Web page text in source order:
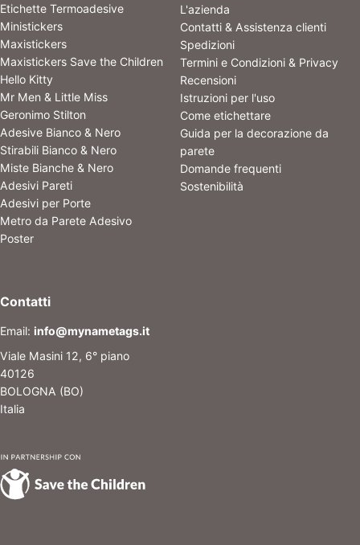
Etichette Termoadesive
Ministickers
Maxistickers
Maxistickers Save the Children
Hello Kitty
Mr Men & Little Miss
Geronimo Stilton
Adesive Bianco & Nero
Stirabili Bianco & Nero
Miste Bianche & Nero
Adesivi Pareti
Adesivi per Porte
Metro da Parete Adesivo
Poster
L'azienda
Contatti & Assistenza clienti
Spedizioni
Termini e Condizioni & Privacy
Recensioni
Istruzioni per l'uso
Come etichettare
Guida per la decorazione da
parete
Domande frequenti
Sostenibilità
Contatti
Email: info@mynametags.it
Viale Masini 12, 6° piano
40126
BOLOGNA (BO)
Italia